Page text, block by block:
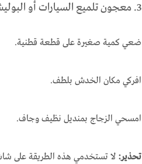
3. معجون تلميع السيارات أو البوليش المعدني
ضعي كمية صغيرة على قطعة قطنية.
افركي مكان الخدش بلطف.
امسحي الزجاج بمنديل نظيف وجاف.
تحذير: لا تستخدمي هذه الطريقة على